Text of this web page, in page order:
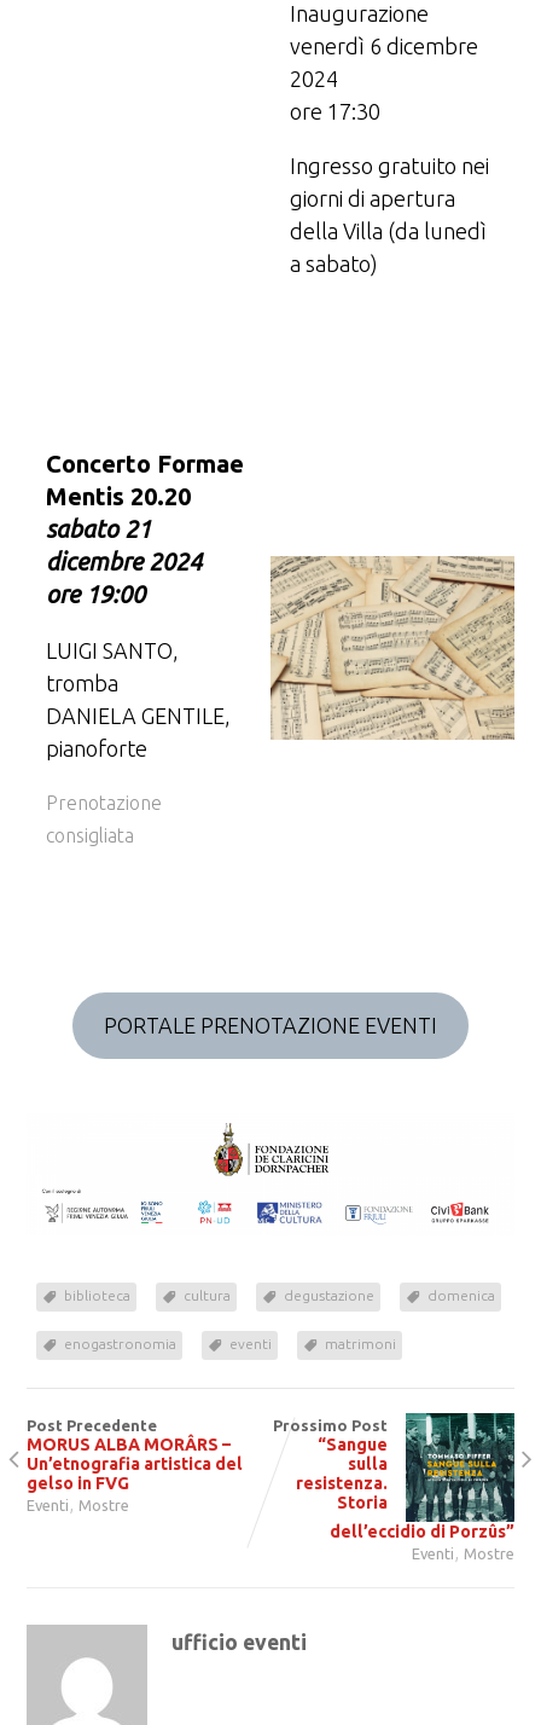
Inaugurazione
venerdì 6 dicembre
2024
ore 17:30
Ingresso gratuito nei
giorni di apertura
della Villa (da lunedì
a sabato)
Concerto Formae
Mentis 20.20
sabato 21
dicembre 2024
ore 19:00
LUIGI SANTO,
tromba​
DANIELA GENTILE,
pianoforte
Prenotazione
consigliata
PORTALE PRENOTAZIONE EVENTI
biblioteca cultura degustazione domenica
enogastronomia eventi matrimoni
Post Precedente
MORUS ALBA MORÂRS –
Un’etnografia artistica del
gelso in FVG
Eventi , Mostre
Prossimo Post
“Sangue
sulla
resistenza.
Storia
dell’eccidio di Porzûs”
Eventi , Mostre
ufficio eventi